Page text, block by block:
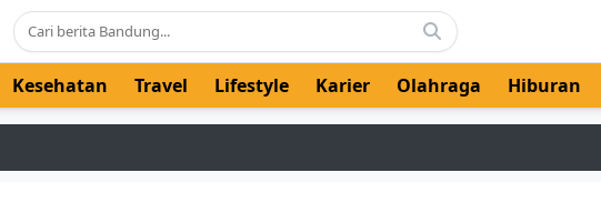
Kesehatan Travel Lifestyle Karier Olahraga Hiburan